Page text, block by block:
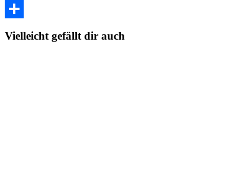
Copy
Vielleicht gefällt dir auch